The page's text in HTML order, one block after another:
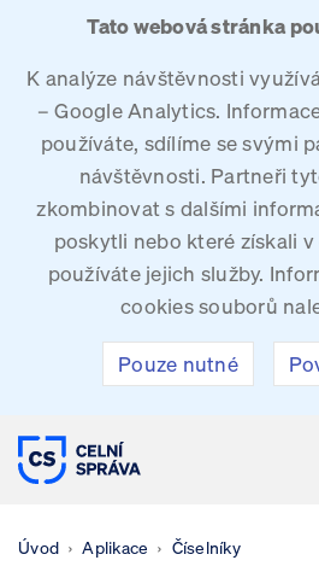
Tato webová stránka
K analýze návštěvnosti
– Google Analytics.
používáte, sdílíme se svými
návštěvnosti. Partneři
zkombinovat s dalšími
poskytli nebo které získali
používáte jejich služby.
cookies souborů
Pouze nutné
CELNÍ SPRÁVA
Úvod Aplikace Číselníky